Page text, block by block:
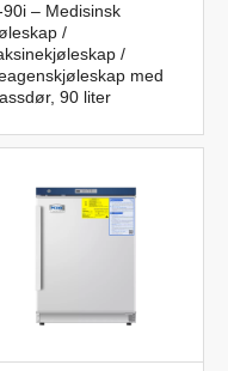
90i – Medisinsk
/
/
med
90 liter